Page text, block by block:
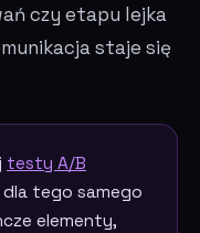
czy etapu lejka
staje się
testy A/B
tego samego
elementy,